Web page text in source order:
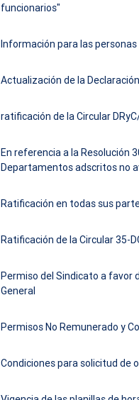
funcionarios"
Información para las
Actualización de la
ratificación de la Circular
En referencia a la Resolución
Departamentos adscritos no
Ratificación en todas sus
Ratificación de la Circular 35-
Permiso del Sindicato a favor
General
Permisos No Remunerado y
Condiciones para solicitud de